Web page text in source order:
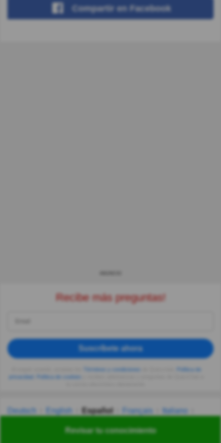
Revisar tu conocimiento
Compartir en Facebook
Recibe más preguntas!
Suscríbete ahora
Deutsch English Español Français
Italiano
Українська हिन्दी 한국어 汉语